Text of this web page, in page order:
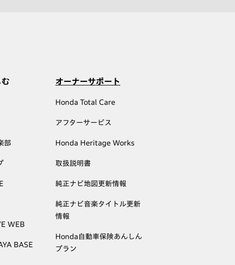
む
部
WEB
BASE
オーナーサポート
Honda Total Care
アフターサービス
Honda Heritage Works
取扱説明書
純正ナビ地図更新情報
純正ナビ音楽タイトル更新
情報
Honda自動車保険あんしん
プラン